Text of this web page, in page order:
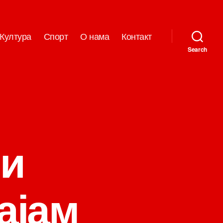
Култура Спорт О нама Контакт
Search